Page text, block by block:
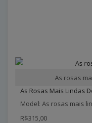
As rosas
As Rosas Mais Lindas
Model: As rosas mais
R$315,00